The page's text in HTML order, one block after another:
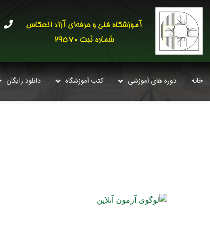
آموزشگاه فنی و حرفه‌ای آزاد انعکاس
شماره ثبت 29570
خانه دوره های آموزشی کتب آموزشگاه دانلود رایگان